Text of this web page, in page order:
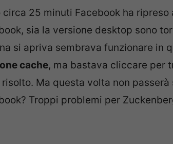
circa 25 minuti Facebook ha ripreso
sia la versione desktop sono
si apriva sembrava funzionare in
cache, ma bastava cliccare per
Ma questa volta non
Troppi problemi per